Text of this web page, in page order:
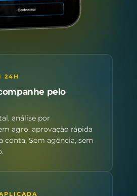
24H
pelo
análise por
agro, aprovação rápida
conta. Sem agência, sem